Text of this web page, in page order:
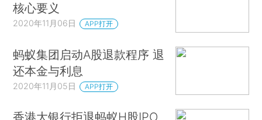
核心要义
2020年11月06日 APP打开
蚂蚁集团启动A股退款程序 退
还本金与利息
2020年11月05日 APP打开
香港大银行拒退蚂蚁H股IPO